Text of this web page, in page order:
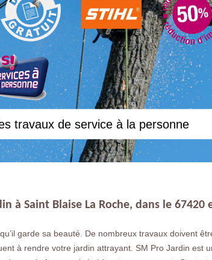
travaux de service à la personne
à Saint Blaise La Roche, dans le 67420
garde sa beauté. De nombreux travaux doivent
à rendre votre jardin attrayant. SM Pro Jardin